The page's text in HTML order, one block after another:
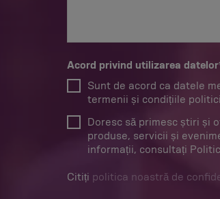
Acord privind utilizarea
Sunt de acord ca datele
termenii și condițiile
Doresc să primesc știri și
produse, servicii și
informații, consultați
Citiți politica noastră de